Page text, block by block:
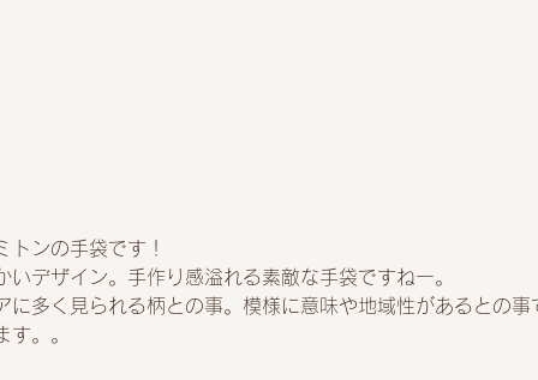
トンの手袋です！
いデザイン。手作り感溢れる素敵な手袋ですねー。
に多く見られる柄との事。模様に意味や地域性があるとの事
す。。